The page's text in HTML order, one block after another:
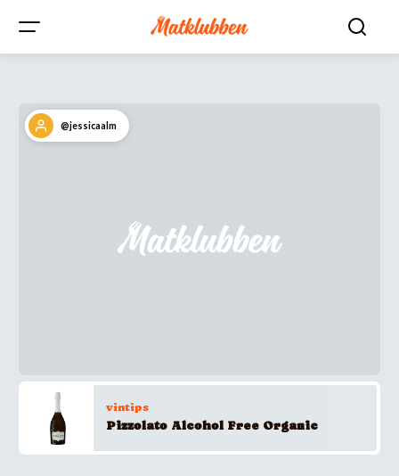
@jessicaalm
vintips
Pizzolato Alcohol Free Organic